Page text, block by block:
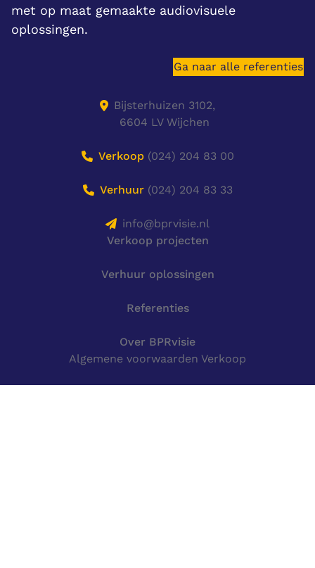
met op maat gemaakte audiovisuele
oplossingen.
Ga naar alle referenties
Bijsterhuizen 3102,
6604 LV Wijchen
Verkoop (024) 204 83 00
Verhuur (024) 204 83 33
info@bprvisie.nl
Verkoop projecten
Verhuur oplossingen
Referenties
Over BPRvisie
Algemene voorwaarden Verkoop